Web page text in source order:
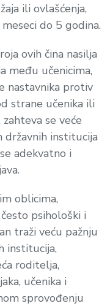
ili ovlašćenja,
do 5 godina.
ovih čina nasilja
među učenicima,
nastavnika protiv
strane učenika ili
se veće
državnih institucija
adekvatno i
oblicima,
psihološki i
traži veću pažnju
institucija,
roditelja,
učenika i
sprovođenju